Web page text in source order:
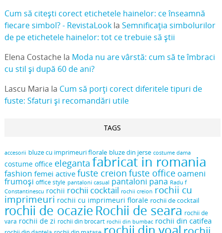
Cum să citești corect etichetele hainelor: ce înseamnă
fiecare simbol? - RevistaLookla Semnificația simbolurilor
de pe etichetele hainelor: tot ce trebuie să știi
Elena Costachela Moda nu are vârstă: cum să te îmbraci
cu stil și după 60 de ani?
Lascu Maria la Cum să porți corect diferitele tipuri de
fuste: Sfaturi și recomandări utile
TAGS
accesorii bluze cu imprimeuri florale bluze din jerse costume dama
costume office eleganta fabricat in romania
fashion femei active fuste creion fuste office oameni
frumoși office style pantaloni casual pantaloni pana Radu f
Constantinescu rochii rochii cocktail rochii creion rochii cu
imprimeuri rochii cu imprimeuri florale rochii de cocktail
rochii de ocazie Rochii de seara rochii de
vara rochii de zi rochii din brocart rochii din bumbac rochii din catifea